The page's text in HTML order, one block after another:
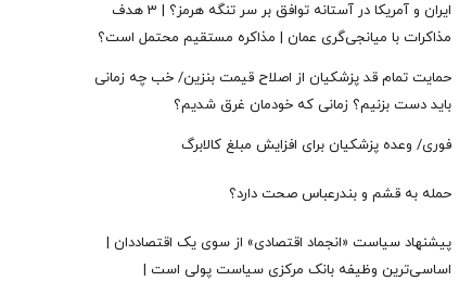
ایران و آمریکا در آستانه توافق بر سر تنگه هرمز؟ | 3 هدف
مذاکرات با میانجی‌گری عمان | مذاکره مستقیم محتمل است؟
حمایت تمام قد پزشکیان از اصلاح قیمت بنزین/ خب چه زمانی
باید دست بزنیم؟ زمانی که خودمان غرق شدیم؟
فوری/ وعده پزشکیان برای افزایش مبلغ کالابرگ
حمله به قشم و بندرعباس صحت دارد؟
پیشنهاد سیاست «انجماد اقتصادی» از سوی یک اقتصاددان |
اساسی‌ترین وظیفه بانک مرکزی سیاست پولی است |